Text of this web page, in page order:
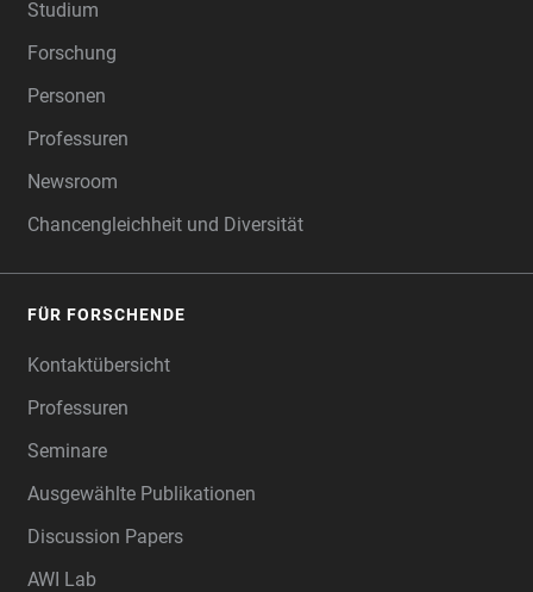
Studium
Forschung
Personen
Professuren
Newsroom
Chancengleichheit und Diversität
FÜR FORSCHENDE
Kontaktübersicht
Professuren
Seminare
Ausgewählte Publikationen
Discussion Papers
AWI Lab